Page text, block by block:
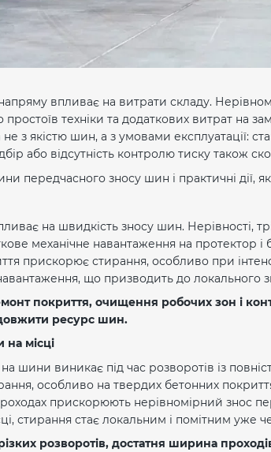
впливає на витрати складу.
техніки та додаткових витрат на
з якістю шин, а з умовами експлуатації:
або відсутність контролю тиску також
передчасного зносу шин і практичні дії,
на швидкість зносу шин. Нерівності,
механічне навантаження на протектор і
прискорює стирання, особливо при
що призводить до локального
покриття, очищення робочих зон і
ресурс шин.
на місці
шини виникає під час розворотів із
особливо на твердих бетонних
прискорюють нерівномірний знос
стирання стає локальним і помітним уже
розворотів, достатня ширина